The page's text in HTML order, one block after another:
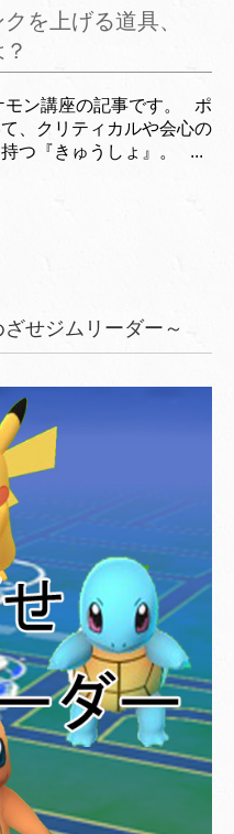
を上げる道具、
モン講座の記事です。 ポ
、クリティカルや会心の
つ『きゅうしょ』。 ...
せジムリーダー～